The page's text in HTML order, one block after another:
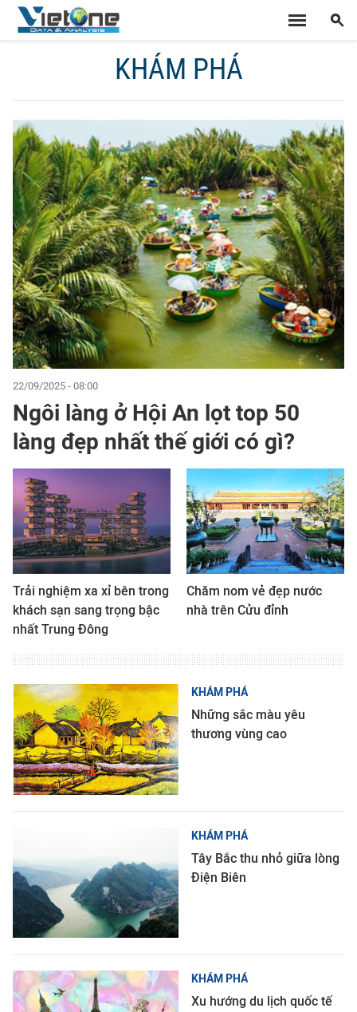
KHÁM PHÁ
22/09/2025 - 08:00
Ngôi làng ở Hội An lọt top 50
làng đẹp nhất thế giới có gì?
Trải nghiệm xa xỉ bên trong
khách sạn sang trọng bậc
nhất Trung Đông
Chăm nom vẻ đẹp nước
nhà trên Cửu đỉnh
KHÁM PHÁ
Những sắc màu yêu
thương vùng cao
KHÁM PHÁ
Tây Bắc thu nhỏ giữa lòng
Điện Biên
KHÁM PHÁ
Xu hướng du lịch quốc tế